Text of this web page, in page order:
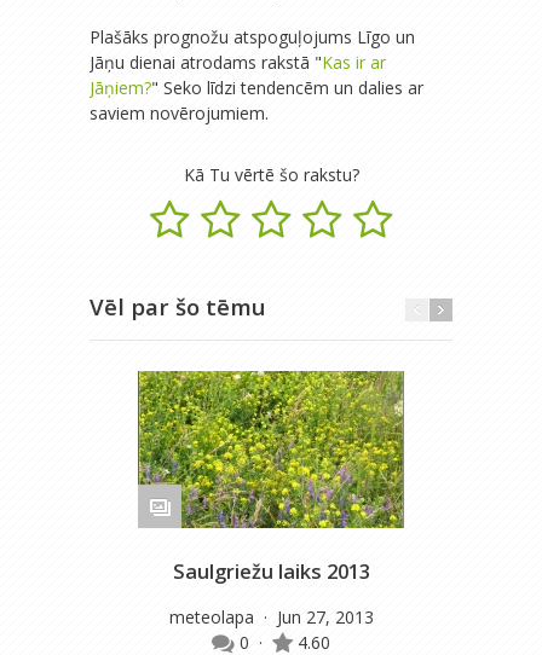
Plašāks prognožu atspoguļojums Līgo un
Jāņu dienai atrodams rakstā "Kas ir ar
Jāņiem?" Seko līdzi tendencēm un dalies ar
saviem novērojumiem.
Kā Tu vērtē šo rakstu?
Vēl par šo tēmu
Saulgriežu laiks 2013
meteolapa · Jun 27, 2013
0 · 4.60